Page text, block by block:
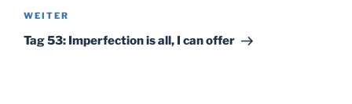
Nächster
Beitrag
WEITER
Tag 53: Imperfection is all, I can offer